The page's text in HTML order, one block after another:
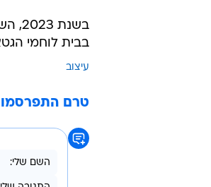
בבית לוחמי
עיצוב
טרם התפרסמו